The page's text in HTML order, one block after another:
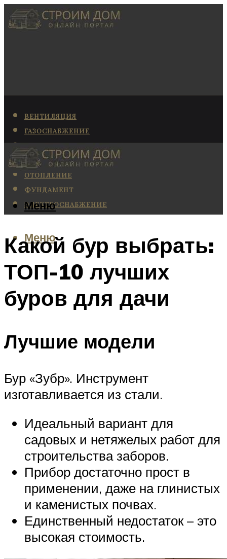
ВЕНТИЛЯЦИЯ
ГАЗОСНАБЖЕНИЕ
КАНАЛИЗАЦИЯ
КОНДИЦИОНИРОВАНИЕ
ОТОПЛЕНИЕ
ФУНДАМЕНТ
ЭЛЕКТРОСНАБЖЕНИЕ
Меню
Меню
Какой бур выбрать:
ТОП-10 лучших
буров для дачи
Лучшие модели
Бур «Зубр». Инструмент
изготавливается из стали.
Идеальный вариант для
садовых и нетяжелых работ для
строительства заборов.
Прибор достаточно прост в
применении, даже на глинистых
и каменистых почвах.
Единственный недостаток – это
высокая стоимость.